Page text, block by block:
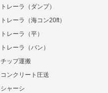
トレーラ（ダンプ）
トレーラ（海コン20ft）
トレーラ（平）
トレーラ（バン）
チップ運搬
コンクリート圧送
シャーシ